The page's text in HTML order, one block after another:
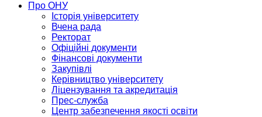
Про ОНУ
Історія університету
Вчена рада
Ректорат
Офіційні документи
Фінансові документи
Закупівлі
Керівництво університету
Ліцензування та акредитація
Прес-служба
Центр забезпечення якості освіти